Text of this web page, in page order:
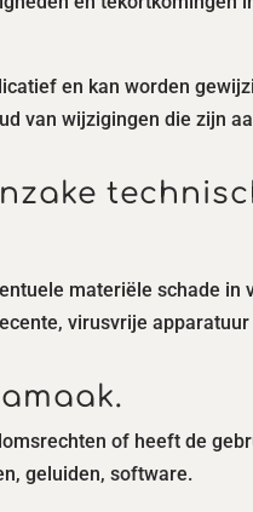
en kan worden
van wijzigingen die zijn
materiële schade
virusvrije
of heeft de
geluiden, software.